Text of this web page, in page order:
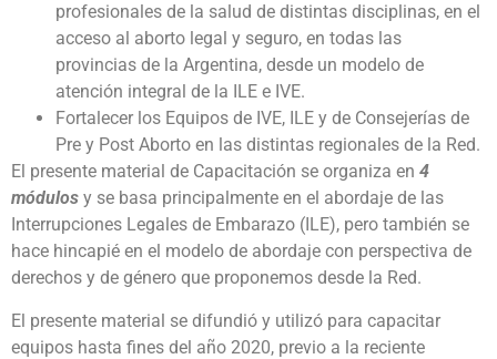
profesionales de la salud de distintas disciplinas, en el
acceso al aborto legal y seguro, en todas las
provincias de la Argentina, desde un modelo de
atención integral de la ILE e IVE.
Fortalecer los Equipos de IVE, ILE y de Consejerías de
Pre y Post Aborto en las distintas regionales de la Red.
El presente material de Capacitación se organiza en 4
módulos y se basa principalmente en el abordaje de las
Interrupciones Legales de Embarazo (ILE), pero también se
hace hincapié en el modelo de abordaje con perspectiva de
derechos y de género que proponemos desde la Red.
El presente material se difundió y utilizó para capacitar
equipos hasta fines del año 2020, previo a la reciente